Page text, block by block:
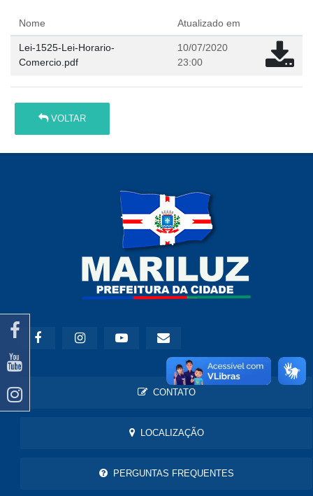
Nome Atualizado em
Lei-1525-Lei-Horario-
Comercio.pdf
10/07/2020
23:00
VOLTAR
CONTATO
LOCALIZAÇÃO
PERGUNTAS FREQUENTES